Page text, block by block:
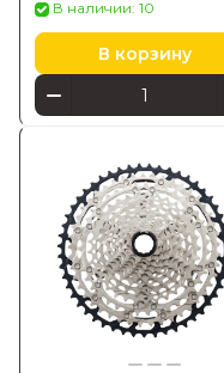
В наличии: 10
В корзину